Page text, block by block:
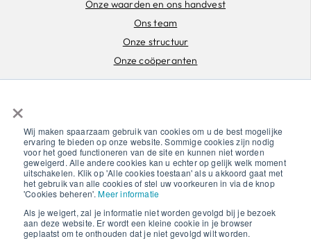
×
Wij maken spaarzaam gebruik van cookies om u de best mogelijke
ervaring te bieden op onze website. Sommige cookies zijn nodig
voor het goed functioneren van de site en kunnen niet worden
geweigerd. Alle andere cookies kan u echter op gelijk welk moment
uitschakelen. Klik op 'Alle cookies toestaan' als u akkoord gaat met
het gebruik van alle cookies of stel uw voorkeuren in via de knop
'Cookies beheren'.Meer informatie
Als je weigert, zal je informatie niet worden gevolgd bij je bezoek
aan deze website. Er wordt een kleine cookie in je browser
geplaatst om te onthouden dat je niet gevolgd wilt worden.
Onze waarden en ons handvest
Ons team
Onze structuur
Onze coöperanten
Jobs
Copyright © 2025 NewB ECV